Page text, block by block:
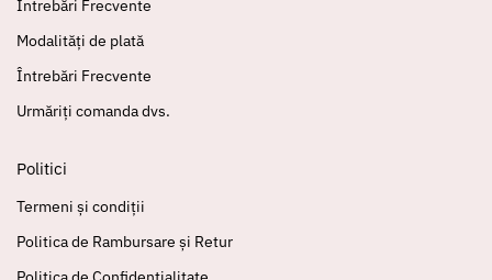
Întrebări Frecvente
Modalități de plată
Întrebări Frecvente
Urmăriți comanda dvs.
Politici
Termeni și condiții
Politica de Rambursare și Retur